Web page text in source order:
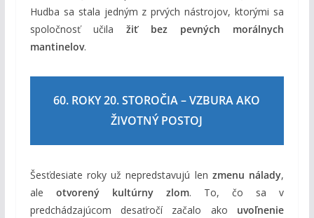
Hudba sa stala jedným z prvých nástrojov, ktorými sa
spoločnosť učila žiť bez pevných morálnych
mantinelov.
60. ROKY 20. STOROČIA – VZBURA AKO
ŽIVOTNÝ POSTOJ
Šesťdesiate roky už nepredstavujú lenzmenu nálady,
ale otvorený kultúrny zlom. To, čo sa v
predchádzajúcom desaťročí začalo ako uvoľnenie